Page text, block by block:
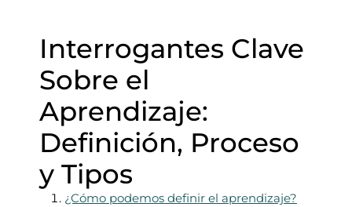
Interrogantes Clave
Sobre el
Aprendizaje:
Definición, Proceso
y Tipos
¿Cómo podemos definir el aprendizaje?